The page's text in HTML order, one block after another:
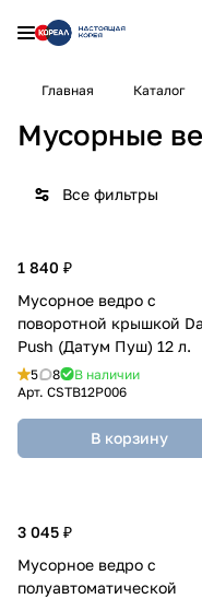
Главная Каталог
Мусорные
Все фильтры
1 840 ₽
Мусорное ведро с
поворотной крышкой
Push (Датум Пуш) 12 л.
5 8
В наличии
Арт. CSTB12P006
В корзину
3 045 ₽
Мусорное ведро с
полуавтоматической